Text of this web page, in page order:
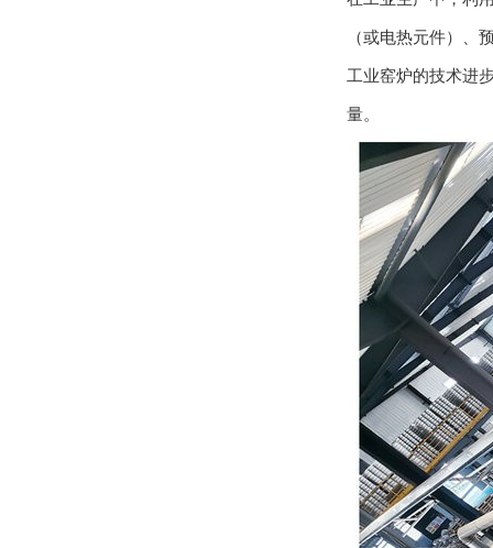
（或电热元件）、
工业窑炉的技术进
量。